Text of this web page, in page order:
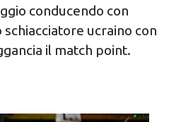
conducendo con
ucraino con
il match point.